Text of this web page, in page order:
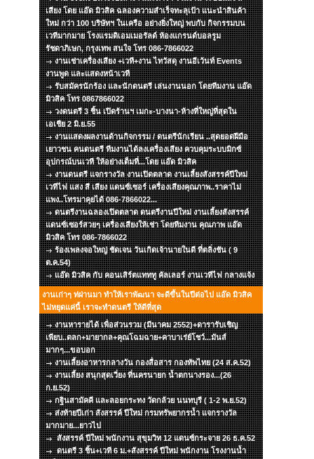
เสียง โดย แอ๊ด มิวสิค ฉลองความสำเร็จทะลุเป้า แนะนำสินค้า
ใหม่ กว่า 100 บริษัทฯ ในเครือ อย่างยิ่งใหญ่ พบกับ กิจกรรมบน
เวทีมากมาย โรงแรมดิเอมเมอรัลด์ ห้องแกรนด์บอลรูม
รัชดาภิเษก, กรุงเทพ สนใจ โทร 086-7866022
งานเช่าเครื่องเสียง +เวที+งาน ไทวัสดุ งานอีเว้นท์ Events
งานพูด และแสดงหน้าเวที
รับสมัครนักร้อง และนักดนตรี เล่นงานนอก โดยทีมงาน แอ๊ด
มิวสิค โทร 0867866022
วงดนตรี 3 ชิ้น เปิดร้านฯ เมกะ-บางนา-ห้างที่ใหญ่ที่สุดใน
เอเชีย 2 มิ.ย.55
งานแสดงผลงานด้านกิจกรรม / ดนตรีนักเรียน ..สุดยอดฝีมือ
เยาวชน คนดนตรี ทีมงานได้ลงเครื่องเสียง ควบคุมระบบมิกซ์
อุปกรณ์บนเวที ให้อย่างเต็มที่...โดย แอ๊ด มิวสิค
งานดนตรี แจกรางวัล งานเปิดตลาด งานเลี้ยงสังสรรค์ปีใหม่
เวทีไฟ แสง สี เสียง แดนซ์เซอร์ เครื่องเสียงคุณภาพ..ราคาไม่
แพง..โทรมาคุยได้ 086-7866022...
ดนตรีงานฉลองเปิดตลาด ดนตรีงานปีใหม่ งานเลี้ยงสังสรรค์
แดนซ์เซอร์สวยๆ เครื่องเสียงให้เช่า โดยทีมงาน คุณภาพ แอ๊ด
มิวสิค โทร 086-7866022
ร้องเพลงจอใหญ่ ชัดเจน วันเกิดเจ้านายในดี ที่ตลิ่งชัน ( 9
ต.ค.54)
แอ๊ด มิวสิค กับ คอนเสิร์ตแทททู คัลเลอร์ งานเวทีไฟ กลางแจ้ง
งานเก่าๆ ท่ผ่านมา ทำให้เราพัฒนา จะดีขึ้นในปีต่อไป แอ๊ด มิวสิค
ไม่หยุดแค่นี้ เราจะทำดนตรี ให้ดีที่สุด
งานหารายได้ เพื่อส่วนรวม (มีนาคม 2552)+ดารารับเชิญ
เพียบ..ตลก+มายากล+คุณโฉมฉาย+คาบาเร่ย์โชว์...มันส์
มากๆ...ขอบอก
งานเลี้ยงอาหารกลางวัน กองสื่อสาร กองทัพไทย (24 ส.ค.52)
งานเลี้ยง สนุกสุดเวี่ยง ที่นครนายก น้ำตกนางรอง...(26
ก.ย.52)
กฐินสามัคคี และลอยกระทง วัดกล้วย นนทบุรี ( 1-2 พ.ย.52)
ส่งท้ายปีเก่า สังสรรค์ ปีใหม่ กรมทรัพยากรน้ำ แจกรางวัล
มากมาย...ยาวไป
สังสรรค์ ปีใหม่ พนักงาน สุขุมวิท 12 แดนซ์กระจาย 26 ธ.ค.52
ดนตรี 3 ชิ้น+เวที 6 ม.+สังสรรค์ ปีใหม่ พนักงาน โรงงานน้ำ